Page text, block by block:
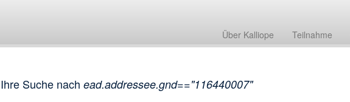
Über Kalliope Teilnahme
Ihre Suche nach ead.addressee.gnd=="116440007"